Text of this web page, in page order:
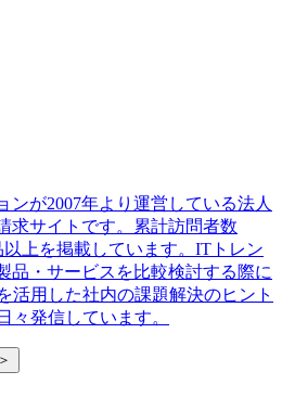
ンが2007年より運営している法人
求サイトです。累計訪問者数
以上を掲載しています。ITトレン
品・サービスを比較検討する際に
活用した社内の課題解決のヒント
々発信しています。